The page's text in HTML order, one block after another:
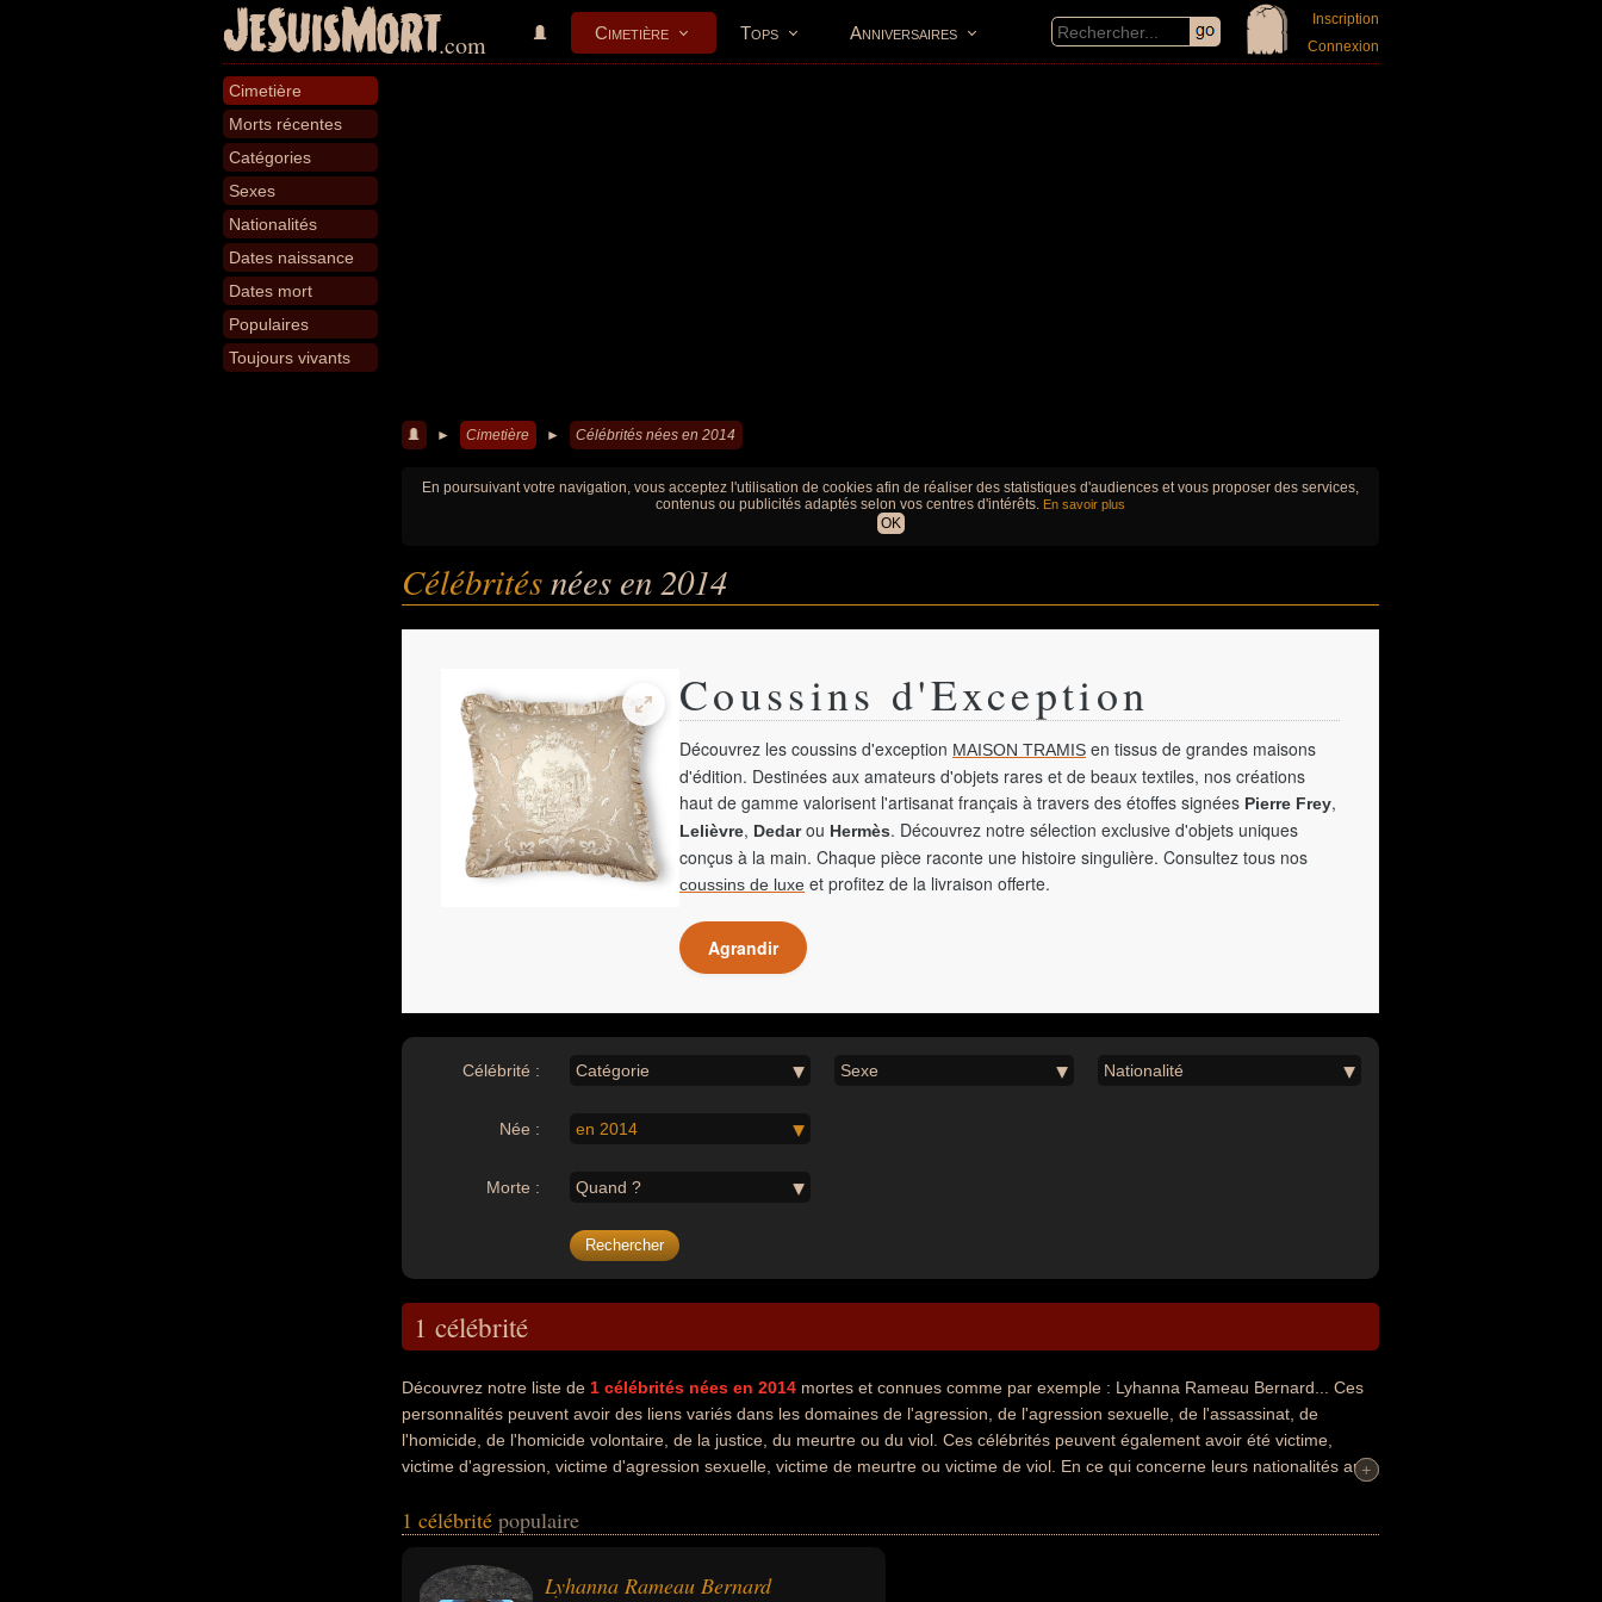
JeSuisMort.com Cimetière Tops Anniversaires
Inscription
Connexion
Cimetière
Morts récentes
Catégories
Sexes
Nationalités
Dates naissance
Dates mort
Populaires
Toujours vivants
► Cimetière ► Célébrités nées en 2014
En poursuivant votre navigation, vous acceptez l'utilisation de cookies afin de réaliser des statistiques d'audiences et vous proposer des services,
contenus ou publicités adaptés selon vos centres d'intérêts. En savoir plus
OK
Célébritésnées en 2014
Coussins d'Exception
Découvrez les coussins d'exception MAISON TRAMIS en tissus de grandes maisons
d'édition. Destinées aux amateurs d'objets rares et de beaux textiles, nos créations
haut de gamme valorisent l'artisanat français à travers des étoffes signées Pierre Frey,
Lelièvre, Dedarou Hermès. Découvrez notre sélection exclusive d'objets uniques
conçus à la main. Chaque pièce raconte une histoire singulière. Consultez tous nos
coussins de luxe et profitez de la livraison offerte.
Agrandir
Célébrité : Catégorie Sexe Nationalité
Née : en 2014
Morte : Quand ?
1 célébrité
Découvrez notre liste de 1 célébrités nées en 2014 mortes et connues comme par exemple : Lyhanna Rameau Bernard... Ces
personnalités peuvent avoir des liens variés dans les domaines de l'agression, de l'agression sexuelle, de l'assassinat, de
l'homicide, de l'homicide volontaire, de la justice, du meurtre ou du viol. Ces célébrités peuvent également avoir été victime,
victime d'agression, victime d'agression sexuelle, victime de meurtre ou victime de viol. En ce qui concerne leurs nationalités au+
+
1 célébrité populaire
Lyhanna Rameau Bernard